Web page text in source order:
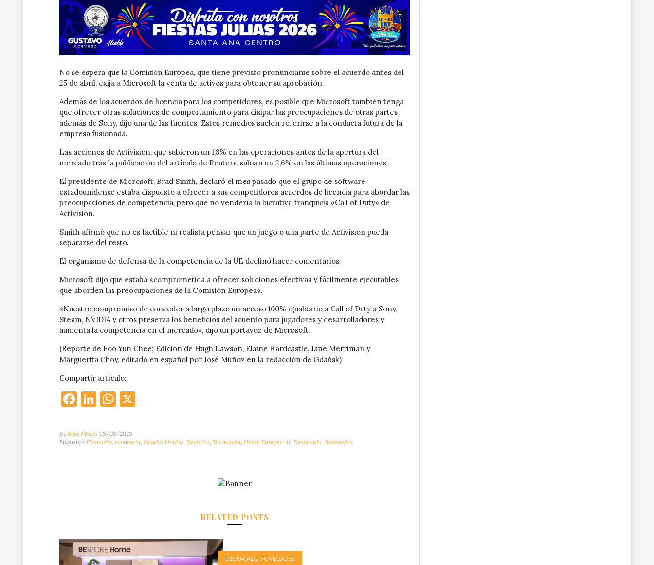
No se espera que la Comisión Europea, que tiene previsto pronunciarse sobre el acuerdo antes del
25 de abril, exija a Microsoft la venta de activos para obtener su aprobación.
Además de los acuerdos de licencia para los competidores, es posible que Microsoft también tenga
que ofrecer otras soluciones de comportamiento para disipar las preocupaciones de otras partes
además de Sony, dijo una de las fuentes. Estos remedios suelen referirse a la conducta futura de la
empresa fusionada.
Las acciones de Activision, que subieron un 1,8% en las operaciones antes de la apertura del
mercado tras la publicación del artículo de Reuters, subían un 2,6% en las últimas operaciones.
El presidente de Microsoft, Brad Smith, declaró el mes pasado que el grupo de software
estadounidense estaba dispuesto a ofrecer a sus competidores acuerdos de licencia para abordar las
preocupaciones de competencia, pero que no vendería la lucrativa franquicia «Call of Duty» de
Activision.
Smith afirmó que no es factible ni realista pensar que un juego o una parte de Activision pueda
separarse del resto.
El organismo de defensa de la competencia de la UE declinó hacer comentarios.
Microsoft dijo que estaba «comprometida a ofrecer soluciones efectivas y fácilmente ejecutables
que aborden las preocupaciones de la Comisión Europea».
«Nuestro compromiso de conceder a largo plazo un acceso 100% igualitario a Call of Duty a Sony,
Steam, NVIDIA y otros preserva los beneficios del acuerdo para jugadores y desarrolladores y
aumenta la competencia en el mercado», dijo un portavoz de Microsoft.
(Reporte de Foo Yun Chee; Edición de Hugh Lawson, Elaine Hardcastle, Jane Merriman y
Marguerita Choy, editado en español por José Muñoz en la redacción de Gdańsk)
Compartir artículo:
Facebook
LinkedIn
WhatsApp
By Rosy Mixco 03/03/2023
Etiquetas: Comercio, economia, Estados Unidos, Negocios, Tecnologia, Union Europea in Destacado, Novedades
RELATED POSTS
DESTACADO, NOVEDADES